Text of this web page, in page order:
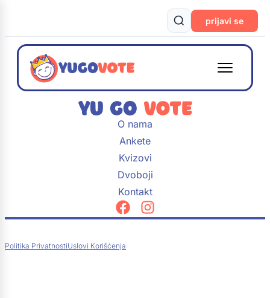
prijavi se
O nama
Ankete
Kvizovi
Dvoboji
Kontakt
Politika PrivatnostiUslovi Korišćenja